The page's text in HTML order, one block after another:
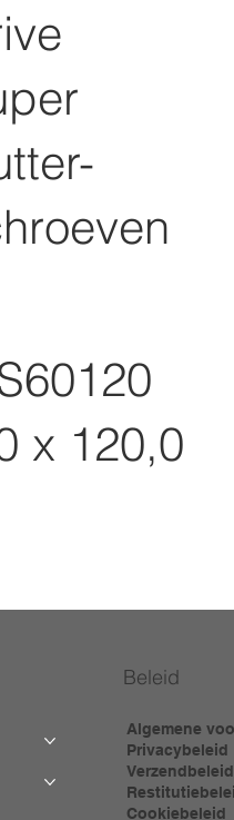
x 120,0
Beleid
Algemene
Privacybeleid
Verzendbeleid
Cookiebeleid